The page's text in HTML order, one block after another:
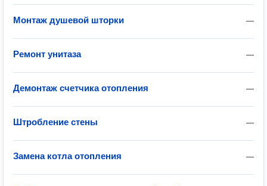
—
Монтаж душевой шторки
—
Ремонт унитаза
—
Демонтаж счетчика отопления
—
Штробление стены
—
Замена котла отопления